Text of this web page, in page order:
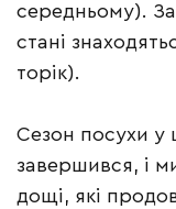
середньому).
стані
торік).
Сезон посухи у
завершився, і
дощі, які